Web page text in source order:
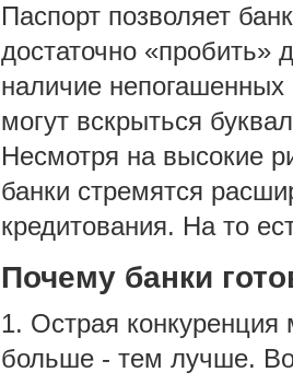
Паспорт позволяет
достаточно
наличие
могут вскрыться
Несмотря на высокие
банки стремятся
кредитования. На то
Почему банки
1. Острая
больше - тем лучше.